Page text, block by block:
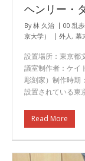
ヘンリー・
By林 久治 00.乱
京大学）
外人, 幕
設置場所：東京
議室制作者：ケイ
彫刻家）制作時期
設置されている東
Read More